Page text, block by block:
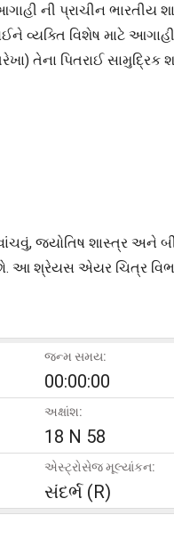
ની પ્રાચીન ભારતીય
વ્યક્તિ વિશેષ માટે
તેના પિતરાઈ સામુદ્રિક
જ્યોતિષ શાસ્ત્ર અને
આ શ્રેયસ એયર ચિત્ર
જન્મ સમય:
00:00:00
અક્ષાંશ:
18 N 58
એસ્ટ્રોસેજ મૂલ્યાંકન:
સંદર્ભ (R)